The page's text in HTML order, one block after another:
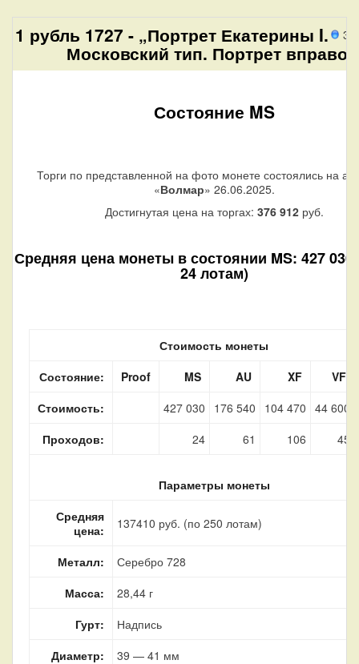
1 рубль 1727 - „Портрет Екатерины I.
Московский тип. Портрет
Состояние MS
Торги по представленной на фото монете состоялись на
«Волмар» 26.06.2025.
Достигнутая цена на торгах: 376 912руб.
Средняя цена монеты в состоянии MS: 427 030
24 лотам)
Стоимость монеты
Состояние:
Proof MS AU XF
VF
Стоимость:
427 030 176 540 104 470 44 600
Проходов:
24 61 106 45
Параметры монеты
Средняя
цена:
137410 руб. (по 250 лотам)
Металл:
Серебро 728
Масса:
28,44 г
Гурт:
Надпись
Диаметр:
39 — 41 мм